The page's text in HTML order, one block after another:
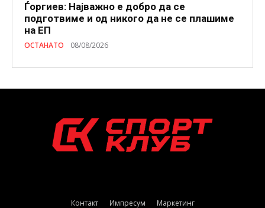
Ѓоргиев: Најважно е добро да се
подготвиме и од никого да не се плашиме
на ЕП
ОСТАНАТО 08/08/2026
Контакт Импресум Маркетинг